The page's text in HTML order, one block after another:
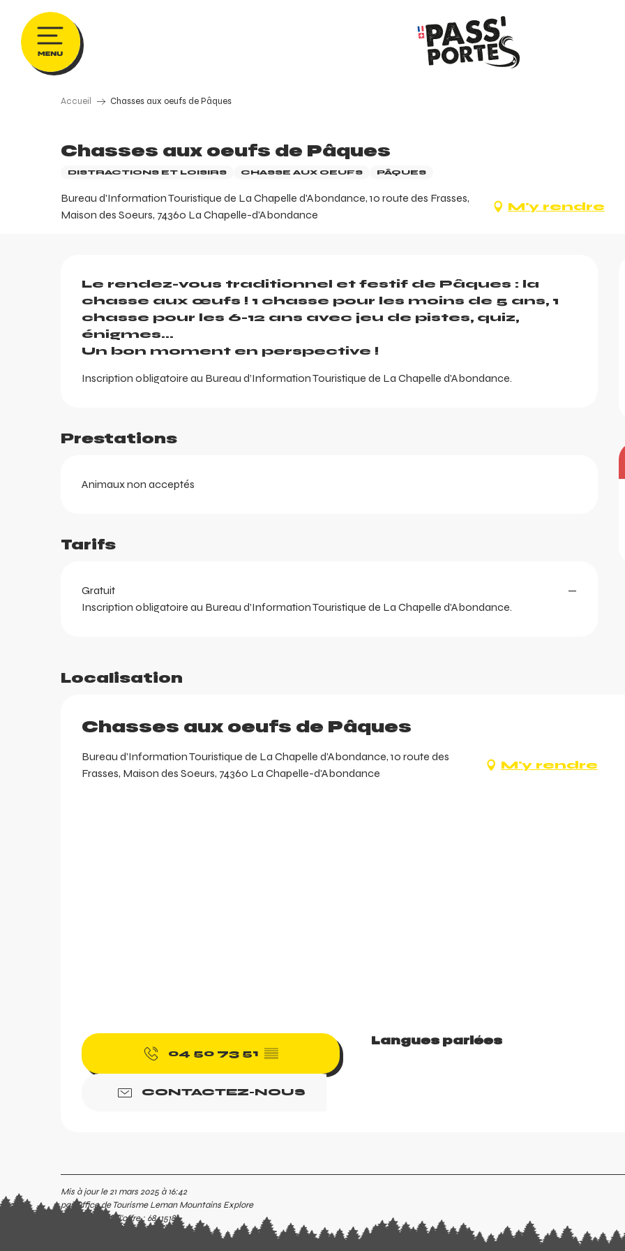
contenu
principal
Accueil Chasses aux oeufs de Pâques
Chasses aux oeufs de Pâques
DISTRACTIONS ET LOISIRS CHASSE AUX OEUFS PÂQUES
Bureau d'Information Touristique de La Chapelle d'Abondance, 10 route des Frasses,
Maison des Soeurs, 74360 La Chapelle-d'Abondance
M'y rendre
Le rendez-vous traditionnel et festif de Pâques : la
chasse aux œufs ! 1 chasse pour les moins de 5 ans, 1
chasse pour les 6-12 ans avec jeu de pistes, quiz,
énigmes...
Un bon moment en perspective !
Inscription obligatoire au Bureau d’Information Touristique de La Chapelle d'Abondance.
Prestations
Animaux non acceptés
Tarifs
Gratuit
—
Inscription obligatoire au Bureau d’Information Touristique de La Chapelle d'Abondance.
Localisation
Chasses aux oeufs de Pâques
Bureau d'Information Touristique de La Chapelle d'Abondance, 10 route des
Frasses, Maison des Soeurs, 74360 La Chapelle-d'Abondance
M'y rendre
04 50 73 51 ▒▒
CONTACTEZ-NOUS
Langues parlées
Langues parlées
Mis à jour le 21 mars 2025 à 16:42
par Office de Tourisme Leman Mountains Explore
(Identifiant de l'offre : 6841518)